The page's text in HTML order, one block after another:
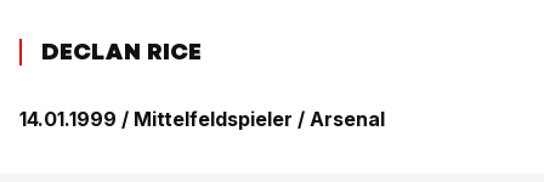
DECLAN RICE
14.01.1999 / Mittelfeldspieler / Arsenal